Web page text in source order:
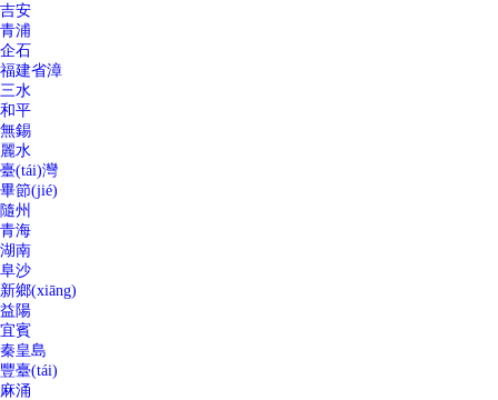
吉安
青浦
企石
福建省漳
三水
和平
無錫
麗水
臺(tái)灣
畢節(jié)
隨州
青海
湖南
阜沙
新鄉(xiāng)
益陽
宜賓
秦皇島
豐臺(tái)
麻涌